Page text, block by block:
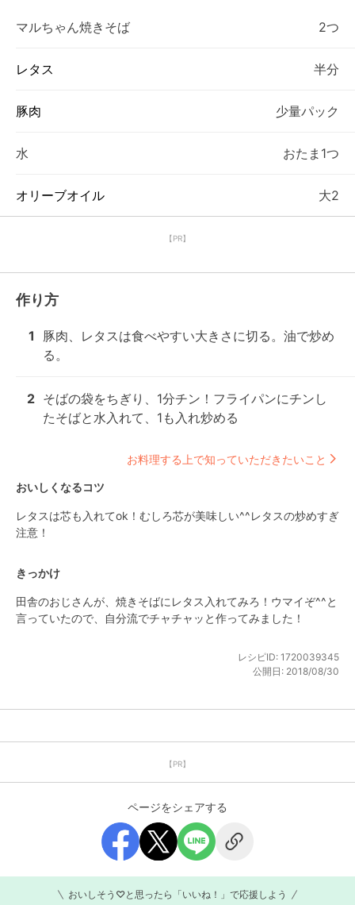
マルちゃん焼きそば 2つ
レタス 半分
豚肉 少量パック
水 おたま1つ
オリーブオイル 大2
【PR】
作り方
1
豚肉、レタスは食べやすい大きさに切る。油で炒め
る。
2 そばの袋をちぎり、1分チン！フライパンにチンし
たそばと水入れて、1も入れ炒める
お料理する上で知っていただきたいこと
おいしくなるコツ
レタスは芯も入れてok！むしろ芯が美味しい^^レタスの炒めすぎ
注意！
きっかけ
田舎のおじさんが、焼きそばにレタス入れてみろ！ウマイぞ^^と
言っていたので、自分流でチャチャッと作ってみました！
レシピID: 1720039345
公開日: 2018/08/30
【PR】
ページをシェアする
おいしそう♡と思ったら「いいね！」で応援しよう